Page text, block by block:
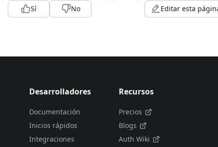
Sí No Editar esta
Desarrolladores
Documentación
Inicios rápidos
Integraciones
Recursos
Precios
Blogs
Auth Wiki